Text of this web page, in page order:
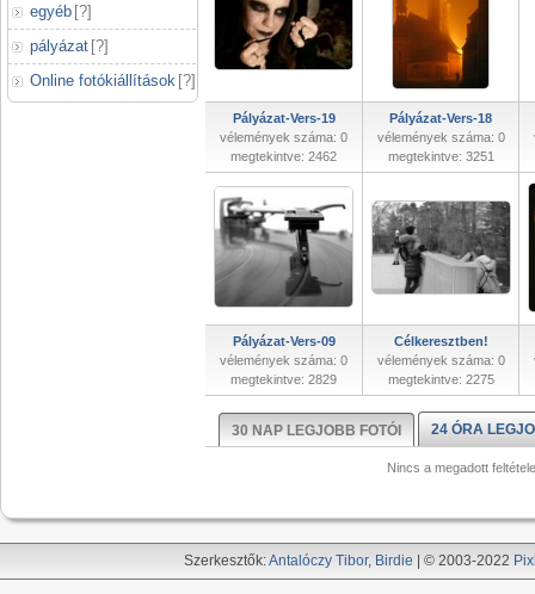
egyéb [?]
pályázat [?]
Online fotókiállítások [?]
Pályázat-Vers-19
vélemények száma: 0
megtekintve: 2462
Pályázat-Vers-18
vélemények száma: 0
megtekintve: 3251
Pályázat-Vers-09
vélemények száma: 0
megtekintve: 2829
Célkeresztben!
vélemények száma: 0
megtekintve: 2275
30 NAP LEGJOBB FOTÓI 24 ÓRA
Nincs a megadott
Szerkesztők:Antalóczy Tibor, Birdie | © 2003-2022